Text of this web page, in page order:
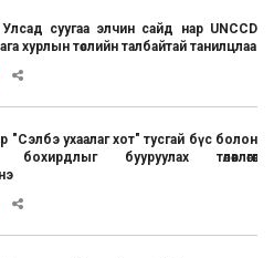
суугаа элчин сайд нар UNCCD
хурлын төслийн талбайтай танилцлаа
"Сэлбэ ухаалаг хот" тусгай бүс болон
бохирдлыг бууруулах төлөвлөгөөг